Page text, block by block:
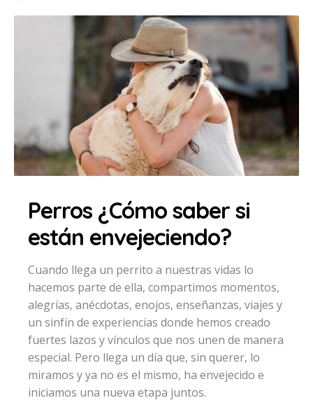
Perros ¿Cómo saber si
están envejeciendo?
Cuando llega un perrito a nuestras vidas lo
hacemos parte de ella, compartimos momentos,
alegrías, anécdotas, enojos, enseñanzas, viajes y
un sinfín de experiencias donde hemos creado
fuertes lazos y vínculos que nos unen de manera
especial. Pero llega un día que, sin querer, lo
miramos y ya no es el mismo, ha envejecido e
iniciamos una nueva etapa juntos.